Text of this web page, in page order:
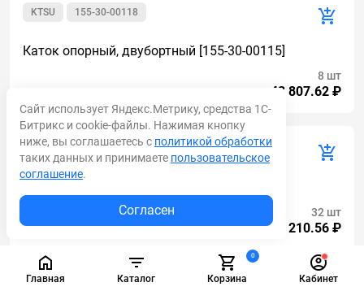
Главная Каталог
0
Корзина Кабинет
155-30-00118
KTSU
Каток опорный, двубортный [155-30-00115]
от 43 807.62 ₽
8 шт
81E7-00631
AM
от 24 210.56 ₽
32 шт
CAT
Сайт использует Яндекс.Метрику, средства 1С-
Битрикс и cookie-файлы. Нажимая кнопку
ниже, вы соглашаетесь с политикой обработки
таких данных и принимаете пользовательское
соглашение.
Согласен